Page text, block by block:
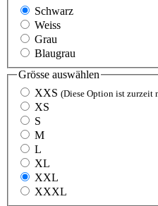
Schwarz
Weiss
Grau
Blaugrau
Grösse auswählen
XXS (Diese Option ist zurzeit
XS
S
M
L
XL
XXL
XXXL